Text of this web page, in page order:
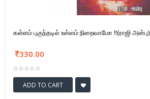
கள்ளம் புகுந்தடில் உள்ளம் நிறைவாமோ !!(ராஜி அன்பு)
330.00
ADD TO CART